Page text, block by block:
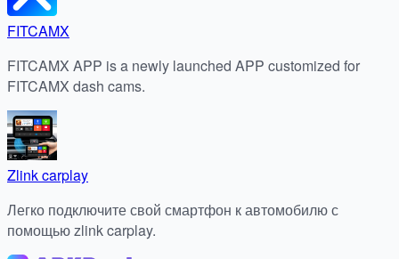
FITCAMX
FITCAMX APP is a newly launched APP customized for
FITCAMX dash cams.
Zlink carplay
Легко подключите свой смартфон к автомобилю с
помощью zlink carplay.